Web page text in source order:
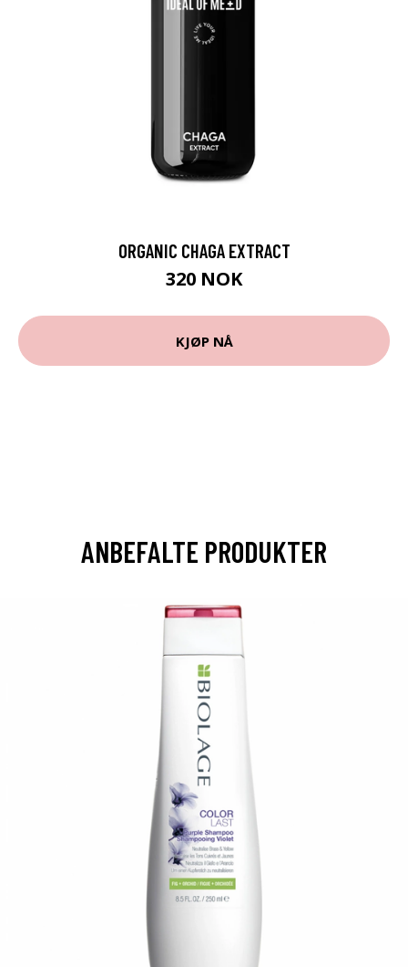
ORGANIC CHAGA EXTRACT
320 NOK
KJØP NÅ
ANBEFALTE PRODUKTER